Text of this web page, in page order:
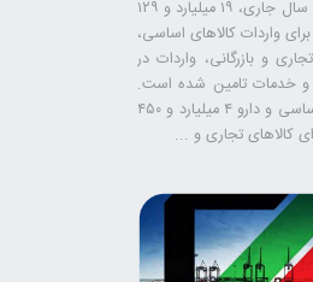
ماه تا ۱۵ تیرماه سال جاری، ۱۹ میلیارد و ۱۲۹
برای واردات کالاهای اساسی،
و بازرگانی، واردات در
و خدمات تامین شده است.
برای کالاهای اساسی و دارو ۴ میلیارد و ۴۵۰
کالاهای تجاری و ...